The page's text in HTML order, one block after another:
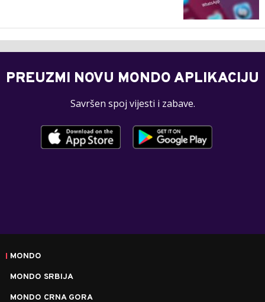
PREUZMI NOVU MONDO APLIKACIJU
Savršen spoj vijesti i zabave.
MONDO
MONDO SRBIJA
MONDO CRNA GORA